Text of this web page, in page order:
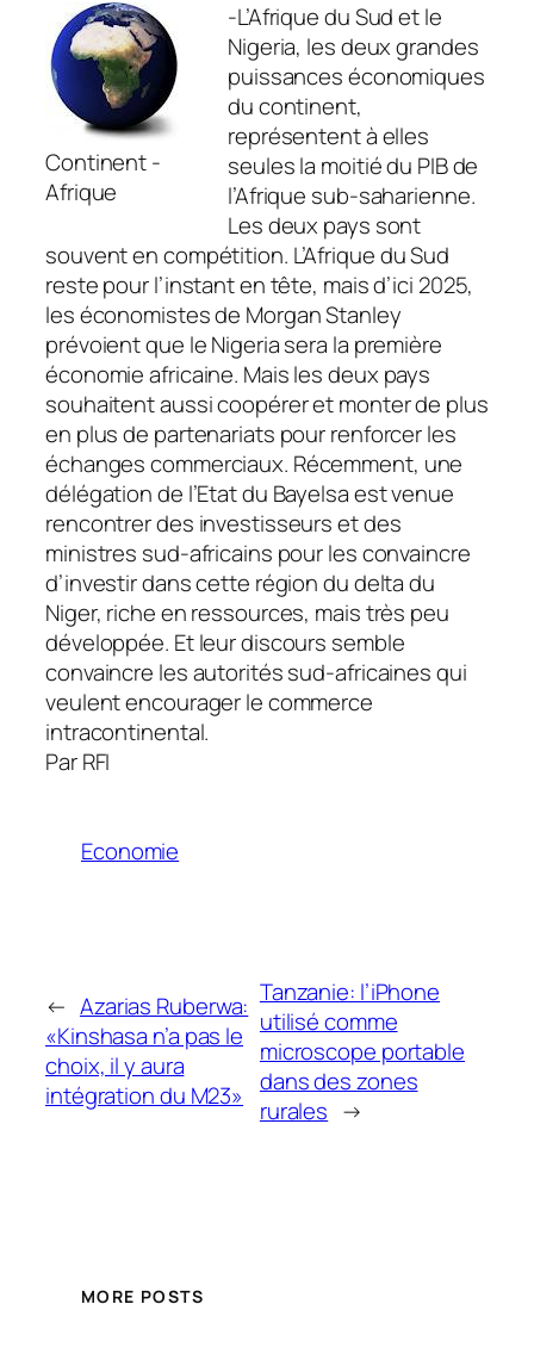
Continent -
Afrique
-L’Afrique du Sud et le
Nigeria, les deux grandes
puissances économiques
du continent,
représentent à elles
seules la moitié du PIB de
l’Afrique sub-saharienne.
Les deux pays sont
souvent en compétition. L’Afrique du Sud
reste pour l’instant en tête, mais d’ici 2025,
les économistes de Morgan Stanley
prévoient que le Nigeria sera la première
économie africaine. Mais les deux pays
souhaitent aussi coopérer et monter de plus
en plus de partenariats pour renforcer les
échanges commerciaux. Récemment, une
délégation de l’Etat du Bayelsa est venue
rencontrer des investisseurs et des
ministres sud-africains pour les convaincre
d’investir dans cette région du delta du
Niger, riche en ressources, mais très peu
développée. Et leur discours semble
convaincre les autorités sud-africaines qui
veulent encourager le commerce
intracontinental.
Par RFI
Economie
← Azarias Ruberwa:
«Kinshasa n’a pas le
choix, il y aura
intégration du M23»
Tanzanie: l’iPhone
utilisé comme
microscope portable
dans des zones
rurales →
MORE POSTS